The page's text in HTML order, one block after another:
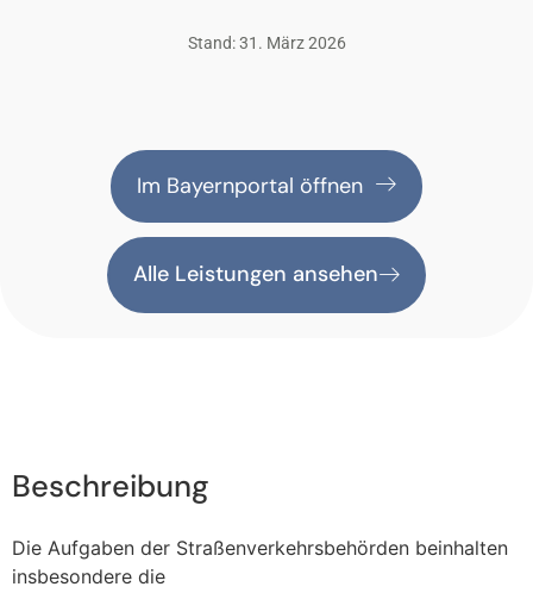
Stand: 31. März 2026
Im Bayernportal öffnen
Alle Leistungen ansehen
Beschreibung
Die Aufgaben der Straßenverkehrsbehörden beinhalten
insbesondere die